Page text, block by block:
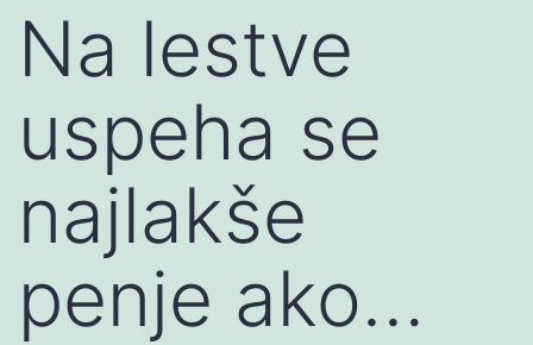
Na lestve
uspeha se
najlakše
penje ako…